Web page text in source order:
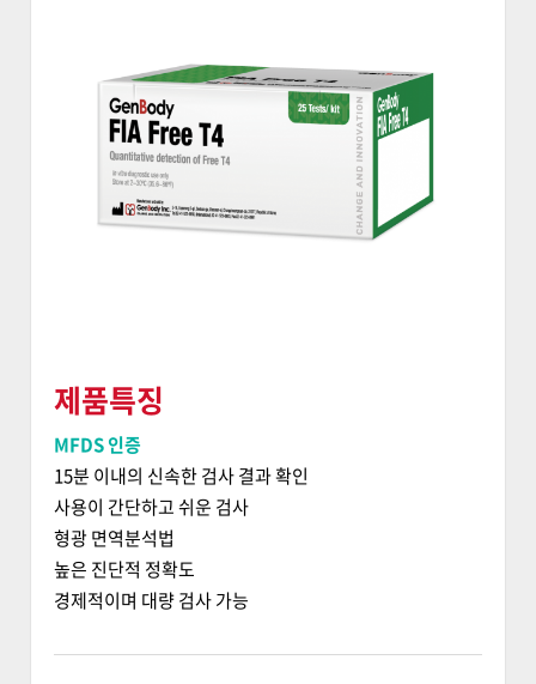
제품특징
MFDS 인증
15분 이내의 신속한 검사 결과 확인
사용이 간단하고 쉬운 검사
형광 면역분석법
높은 진단적 정확도
경제적이며 대량 검사 가능